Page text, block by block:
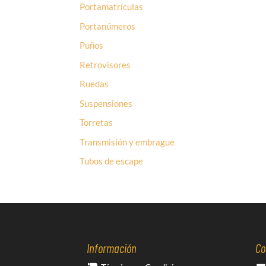
Portamatrículas
Portanúmeros
Puños
Retrovisores
Ruedas
Suspensiones
Torretas
Transmisión y embrague
Tubos de escape
Información